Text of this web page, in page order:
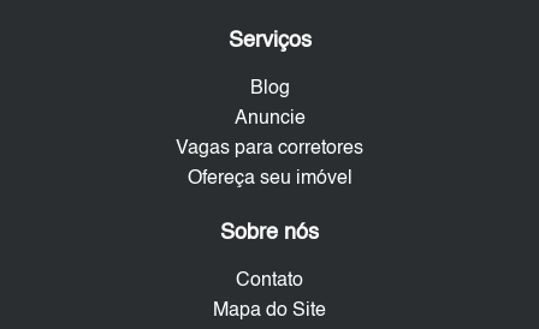
Serviços
Blog
Anuncie
Vagas para corretores
Ofereça seu imóvel
Sobre nós
Contato
Mapa do Site